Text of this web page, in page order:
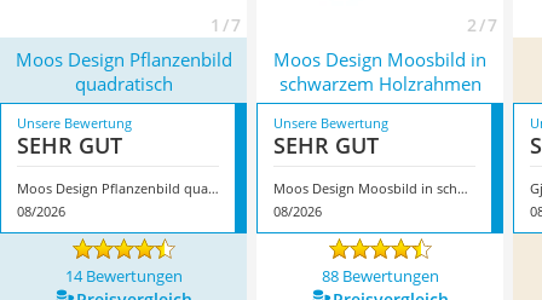
1 / 7 2 / 7
Moos Design Pflanzenbild
quadratisch
Moos Design Moosbild in
schwarzem Holzrahmen
Unsere Bewertung
SEHR GUT
Moos Design Pflanzenbild quadratisch
08/2026
Unsere Bewertung
SEHR GUT
Moos Design Moosbild in schwarzem Holzrahmen
08/2026
14 Bewertungen 88 Bewertungen